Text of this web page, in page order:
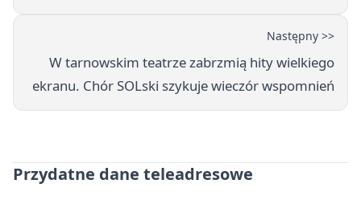
Następny >>
W tarnowskim teatrze zabrzmią hity wielkiego
ekranu. Chór SOLski szykuje wieczór wspomnień
Przydatne dane teleadresowe